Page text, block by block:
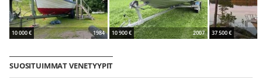
10 000 € 1984 10 900 € 2007 37 500 €
SUOSITUIMMAT VENETYYPIT